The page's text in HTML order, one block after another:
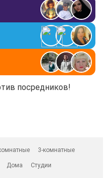
посредников!
3-комнатные
Дома Студии